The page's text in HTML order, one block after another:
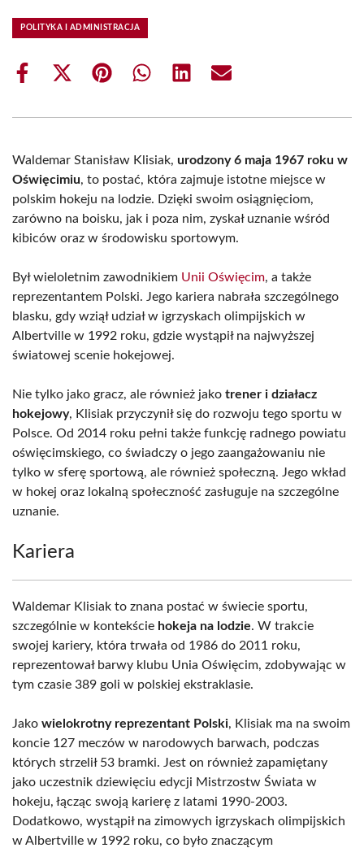
POLITYKA I ADMINISTRACJA
Share
Share
(Twitter)
Share Share Share Share
Waldemar Stanisław Klisiak, urodzony 6 maja 1967 roku w
Oświęcimiu, to postać, która zajmuje istotne miejsce w
polskim hokeju na lodzie. Dzięki swoim osiągnięciom,
zarówno na boisku, jak i poza nim, zyskał uznanie wśród
kibiców oraz w środowisku sportowym.
Był wieloletnim zawodnikiem Unii Oświęcim, a także
reprezentantem Polski. Jego kariera nabrała szczególnego
blasku, gdy wziął udział w igrzyskach olimpijskich w
Albertville w 1992 roku, gdzie wystąpił na najwyższej
światowej scenie hokejowej.
Nie tylko jako gracz, ale również jako trener i działacz
hokejowy, Klisiak przyczynił się do rozwoju tego sportu w
Polsce. Od 2014 roku pełni także funkcję radnego powiatu
oświęcimskiego, co świadczy o jego zaangażowaniu nie
tylko w sferę sportową, ale również społeczną. Jego wkład
w hokej oraz lokalną społeczność zasługuje na szczególne
uznanie.
Kariera
Waldemar Klisiak to znana postać w świecie sportu,
szczególnie w kontekście hokeja na lodzie. W trakcie
swojej kariery, która trwała od 1986 do 2011 roku,
reprezentował barwy klubu Unia Oświęcim, zdobywając w
tym czasie 389 goli w polskiej ekstraklasie.
Jako wielokrotny reprezentant Polski, Klisiak ma na swoim
koncie 127 meczów w narodowych barwach, podczas
których strzelił 53 bramki. Jest on również zapamiętany
jako uczestnik dziewięciu edycji Mistrzostw Świata w
hokeju, łącząc swoją karierę z latami 1990-2003.
Dodatkowo, wystąpił na zimowych igrzyskach olimpijskich
w Albertville w 1992 roku, co było znaczącym